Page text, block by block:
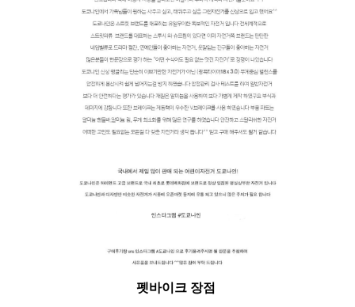
펫바이크 장점